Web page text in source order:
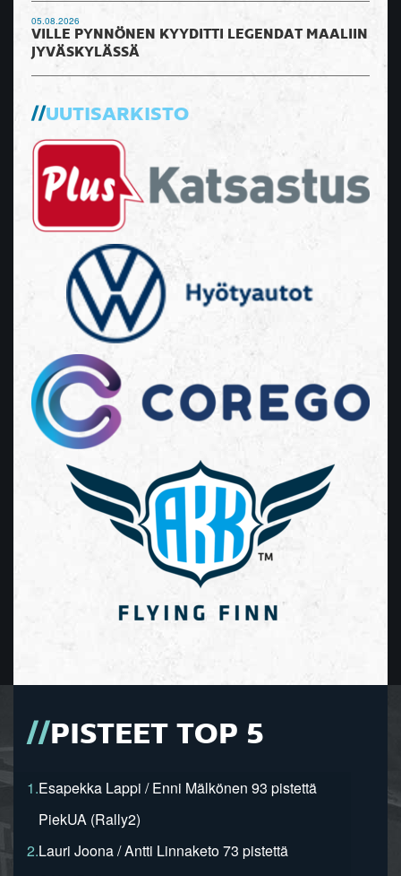
05.08.2026
VILLE PYNNÖNEN KYYDITTI LEGENDAT MAALIIN
JYVÄSKYLÄSSÄ
UUTISARKISTO
PISTEET TOP 5
1.Esapekka Lappi / Enni Mälkönen 93 pistettä
PiekUA (Rally2)
2.Lauri Joona / Antti Linnaketo 73 pistettä